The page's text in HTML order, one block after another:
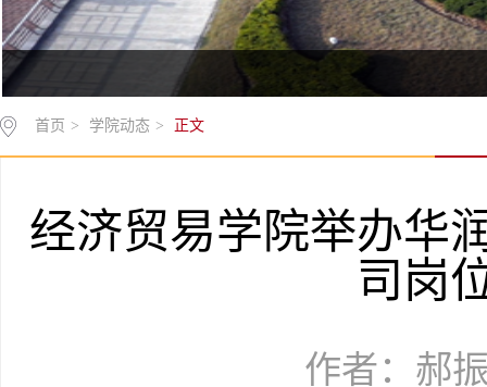
首页 > 学院动态 > 正文
经济贸易学院举办华
司岗
作者：郝